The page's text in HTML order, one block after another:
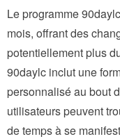
Le programme
mois, offrant des
potentiellement plus
90daylc inclut une
personnalisé au bout
utilisateurs peuvent
de temps à se